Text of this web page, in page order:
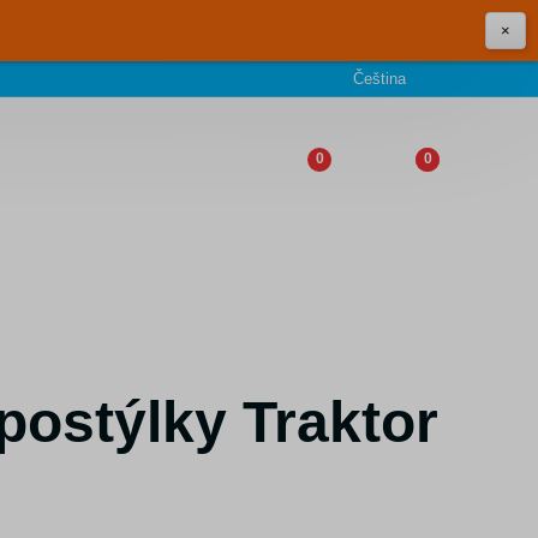
×
Čeština
0 0
Traktor